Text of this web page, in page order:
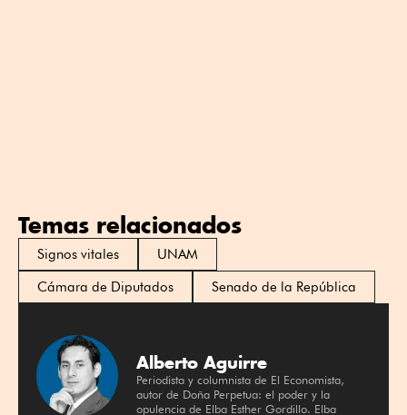
Temas relacionados
Signos vitales
UNAM
Cámara de Diputados
Senado de la República
Alberto Aguirre
Periodista y columnista de El Economista,
autor de Doña Perpetua: el poder y la
opulencia de Elba Esther Gordillo. Elba